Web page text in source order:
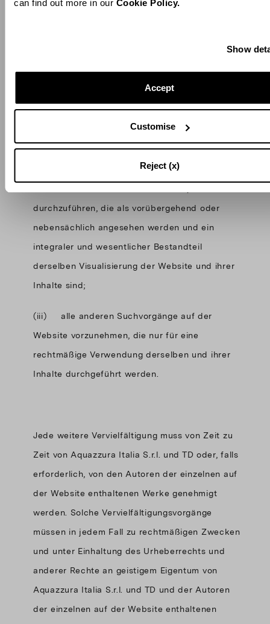
can find out more in our Cookie Policy.
Show
Accept
Customise
Reject (x)
(ii) alle anderen vorübergehenden
Vervielfältigungshandlungen, ohne einen
durchzuführen, die als vorübergehend oder
nebensächlich angesehen werden und ein
integraler und wesentlicher Bestandteil
derselben Visualisierung der Website und ihrer
Inhalte sind;
(iii) alle anderen Suchvorgänge auf der
Website vorzunehmen, die nur für eine
rechtmäßige Verwendung derselben und ihrer
Inhalte durchgeführt werden.
Jede weitere Vervielfältigung muss von Zeit zu
Zeit von Aquazzura Italia S.r.l. und TD oder, falls
erforderlich, von den Autoren der einzelnen auf
der Website enthaltenen Werke genehmigt
werden. Solche Vervielfältigungsvorgänge
müssen in jedem Fall zu rechtmäßigen Zwecken
und unter Einhaltung des Urheberrechts und
anderer Rechte an geistigem Eigentum von
Aquazzura Italia S.r.l. und TD und der Autoren
der einzelnen auf der Website enthaltenen